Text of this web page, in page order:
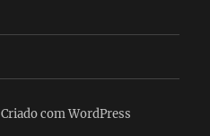
Criado com WordPress